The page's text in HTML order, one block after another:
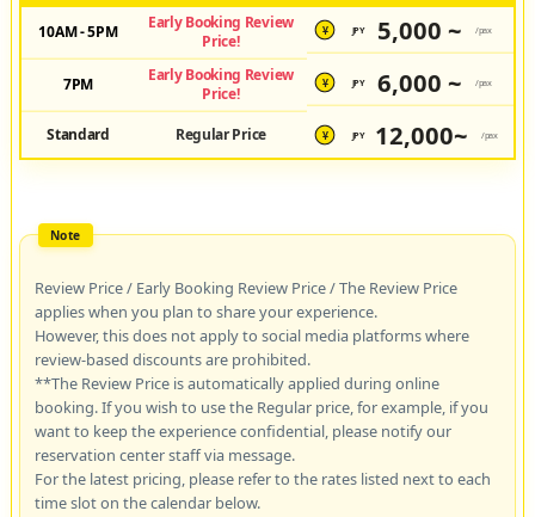
10AM - 5PM
Early Booking Review
Price!
¥ JPY 5,000 ~ /pax
7PM
Early Booking Review
Price!
¥ JPY 6,000 ~ /pax
Standard Regular Price ¥ JPY 12,000~ /pax
Review Price / Early Booking Review Price / The Review Price
applies when you plan to share your experience.
However, this does not apply to social media platforms where
review-based discounts are prohibited.
**The Review Price is automatically applied during online
booking. If you wish to use the Regular price, for example, if you
want to keep the experience confidential, please notify our
reservation center staff via message.
For the latest pricing, please refer to the rates listed next to each
time slot on the calendar below.